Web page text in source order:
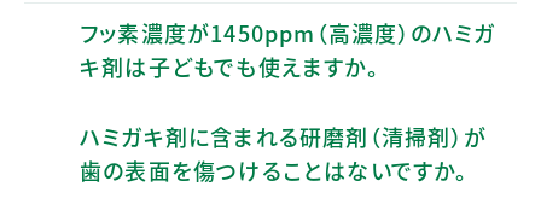
フッ素濃度が1450ppm（高濃度）のハミガ
キ剤は子どもでも使えますか。
ハミガキ剤に含まれる研磨剤（清掃剤）が
歯の表面を傷つけることはないですか。